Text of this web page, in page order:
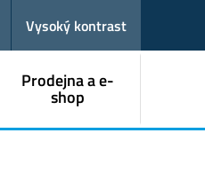
Vysoký kontrast
Prodejna a e-
shop